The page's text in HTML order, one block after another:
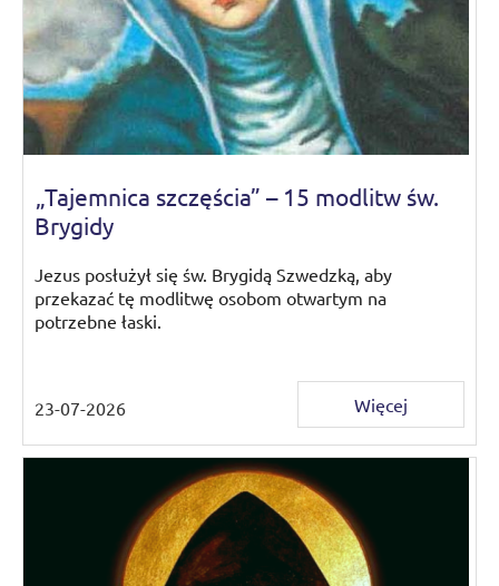
„Tajemnica szczęścia” – 15 modlitw św.
Brygidy
Jezus posłużył się św. Brygidą Szwedzką, aby
przekazać tę modlitwę osobom otwartym na
potrzebne łaski.
23-07-2026 Więcej